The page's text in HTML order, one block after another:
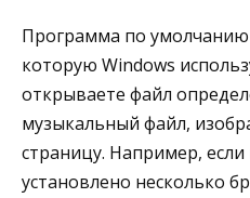
Программа по
которую Windows
открываете файл
музыкальный файл,
страницу. Например,
установлено несколько